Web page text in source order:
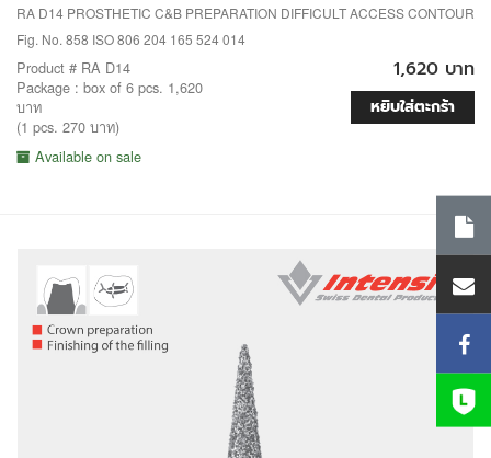
RA D14 PROSTHETIC C&B PREPARATION DIFFICULT ACCESS CONTOUR
Fig. No. 858 ISO 806 204 165 524 014
Product # RA D14
Package : box of 6 pcs. 1,620
บาท
(1 pcs. 270 บาท)
Available on sale
1,620 บาท
หยิบใส่ตะกร้า